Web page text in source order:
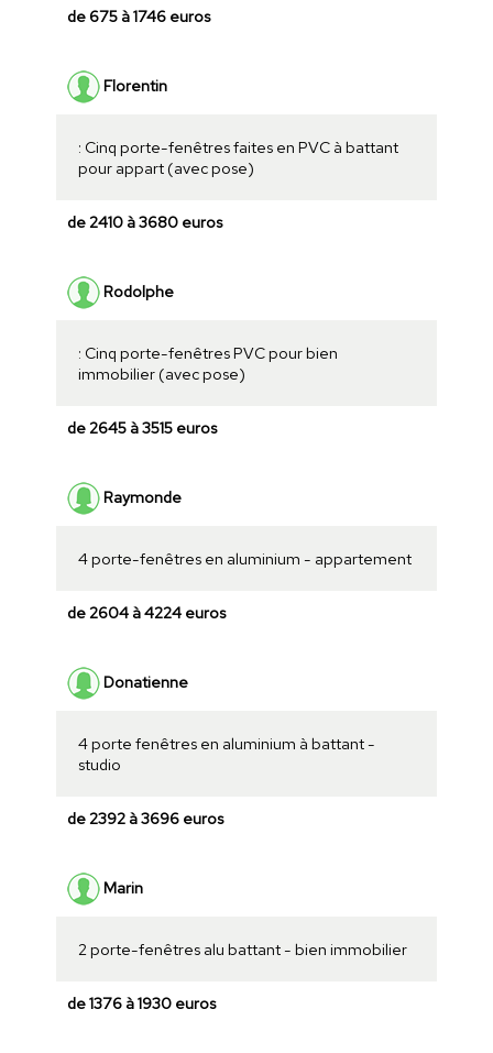
de 675 à 1746 euros
Florentin
: Cinq porte-fenêtres faites en PVC à battant
pour appart (avec pose)
de 2410 à 3680 euros
Rodolphe
: Cinq porte-fenêtres PVC pour bien
immobilier (avec pose)
de 2645 à 3515 euros
Raymonde
4 porte-fenêtres en aluminium - appartement
de 2604 à 4224 euros
Donatienne
4 porte fenêtres en aluminium à battant -
studio
de 2392 à 3696 euros
Marin
2 porte-fenêtres alu battant - bien immobilier
de 1376 à 1930 euros